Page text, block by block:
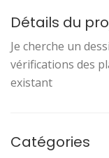
Détails du
Je cherche un
vérifications des
existant
Catégories